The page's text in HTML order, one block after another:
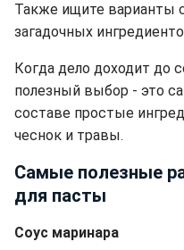
Также ищите варианты
загадочных
Когда дело доходит до
полезный выбор - это
составе простые
чеснок и травы.
Самые полезные
для пасты
Соус маринара